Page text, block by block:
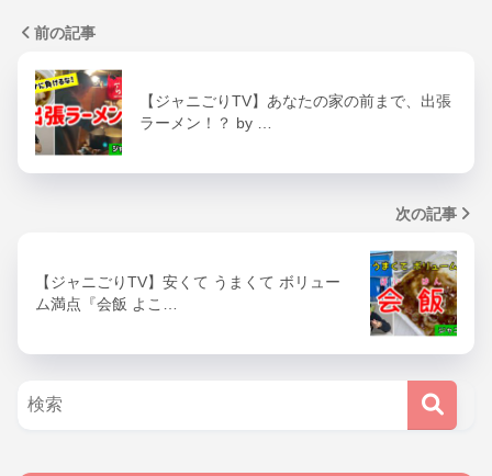
前の記事
【ジャニごりTV】あなたの家の前まで、出張
ラーメン！？ by …
次の記事
【ジャニごりTV】安くて うまくて ボリュー
ム満点『会飯 よこ…